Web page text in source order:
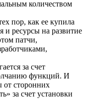
количеством
пор, как ее купила
и ресурсы на развитие
патчи,
за счет
функций. И
от сторонних
за счет установки